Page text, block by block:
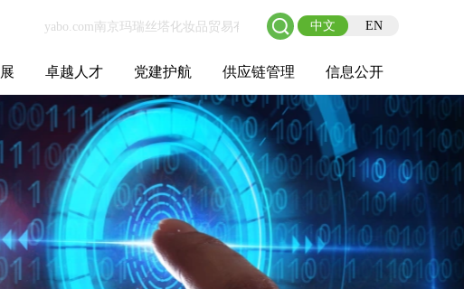
中文 EN
卓越人才
人才理念
职业成长
校园招聘
社会招聘
博士后工作站
招聘动态
党建护航
党建在线
教育实践
供应链管理
供应链介绍
供应链合作
信息公开
基本信息
管理架构
人事薪酬
经营成果
重大事项